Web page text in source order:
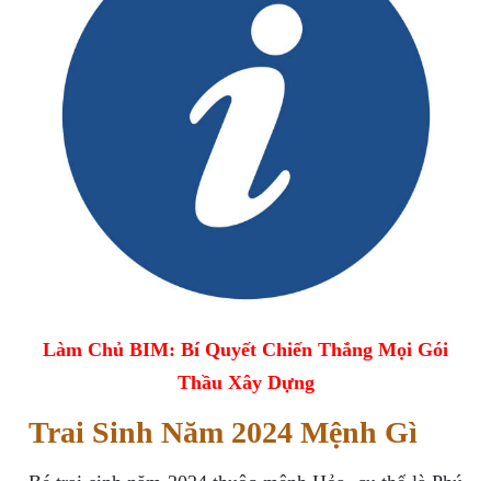
Làm Chủ BIM: Bí Quyết Chiến Thắng Mọi Gói
Thầu Xây Dựng
Trai Sinh Năm 2024 Mệnh Gì